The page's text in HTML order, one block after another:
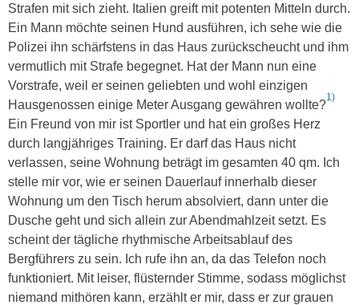
Strafen mit sich zieht. Italien greift mit potenten Mitteln durch.
Ein Mann möchte seinen Hund ausführen, ich sehe wie die
Polizei ihn schärfstens in das Haus zurückscheucht und ihm
vermutlich mit Strafe begegnet. Hat der Mann nun eine
Vorstrafe, weil er seinen geliebten und wohl einzigen
Hausgenossen einige Meter Ausgang gewähren wollte?
1)
Ein Freund von mir ist Sportler und hat ein großes Herz
durch langjähriges Training. Er darf das Haus nicht
verlassen, seine Wohnung beträgt im gesamten 40 qm. Ich
stelle mir vor, wie er seinen Dauerlauf innerhalb dieser
Wohnung um den Tisch herum absolviert, dann unter die
Dusche geht und sich allein zur Abendmahlzeit setzt. Es
scheint der tägliche rhythmische Arbeitsablauf des
Bergführers zu sein. Ich rufe ihn an, da das Telefon noch
funktioniert. Mit leiser, flüsternder Stimme, sodass möglichst
niemand mithören kann, erzählt er mir, dass er zur grauen